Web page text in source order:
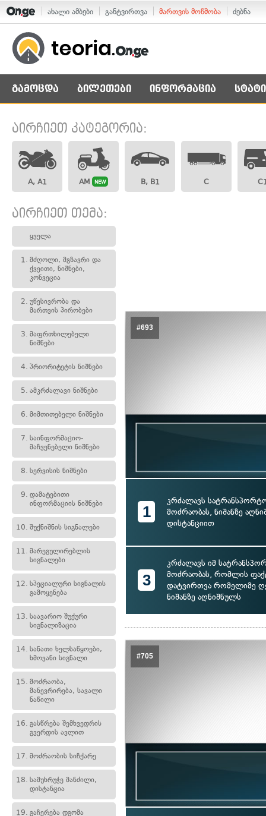
ახალი ამბები განტვირთვა მართვის მოწმობა ძებნა
გამოცდა ბილეთები ინფორმაცია
აირჩიეთ კატეგორია:
A, A1 AM NEW B, B1 C
აირჩიეთ თემა:
ყველა
1. მძღოლი, მგზავრი და
ქვეითი, ნიშნები,
კონვეცია
2. უწესივრობა და
მართვის პირობები
3. მაფრთხილებელი
ნიშნები
4. პრიორიტეტის ნიშნები
5. ამკრძალავი ნიშნები
6. მიმთითებელი ნიშნები
7. საინფორმაციო-
მაჩვენებელი ნიშნები
8. სერვისის ნიშნები
9. დამატებითი
ინფორმაციის ნიშნები
10. შუქნიშნის სიგნალები
11. მარეგულირებლის
სიგნალები
12. სპეციალური სიგნალის
გამოყენება
13. საავარიო შუქური
სიგნალიზაცია
14. სანათი ხელსაწყოები,
ხმოვანი სიგნალი
15. მოძრაობა,
მანევრირება, სავალი
ნაწილი
16. გასწრება შემხვედრის
გვერდის ავლით
17. მოძრაობის სიჩქარე
18. სამუხრუჭე მანძილი,
დისტანცია
19. გაჩერება დგომა
#693
1
კრძალავს
მოძრაობას, ნიშანზე
დისტანციით
3
კრძალავს იმ
მოძრაობას, რომლის
დატვირთვა რომელიმე
ნიშანზე აღნიშნულს
#705